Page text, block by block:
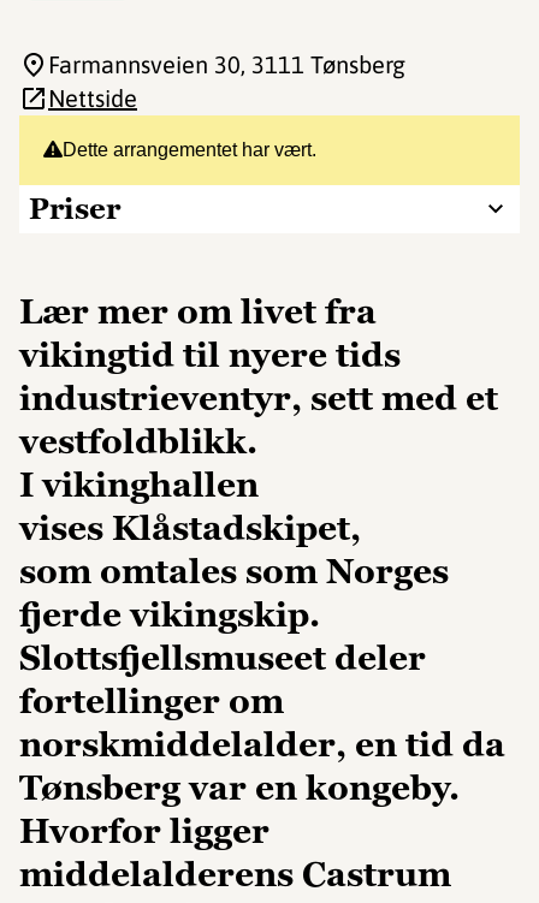
Dette arrangementet har vært.
Priser
Lær mer om livet fra
vikingtid til nyere tids
industrieventyr, sett med et
vestfoldblikk.
I vikinghallen
vises Klåstadskipet,
som omtales som Norges
fjerde vikingskip.
Slottsfjellsmuseet deler
fortellinger om
norskmiddelalder, en tid da
Tønsberg var en kongeby.
Hvorfor ligger
middelalderens Castrum
Farmannsveien 30, 3111 Tønsberg
Nettside